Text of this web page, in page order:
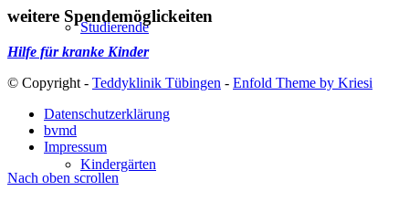
Studierende
Kindergärten
weitere Spendemöglickeiten
Hilfe für kranke Kinder
© Copyright - Teddyklinik Tübingen - Enfold Theme by Kriesi
Datenschutzerklärung
bvmd
Impressum
Nach oben scrollen